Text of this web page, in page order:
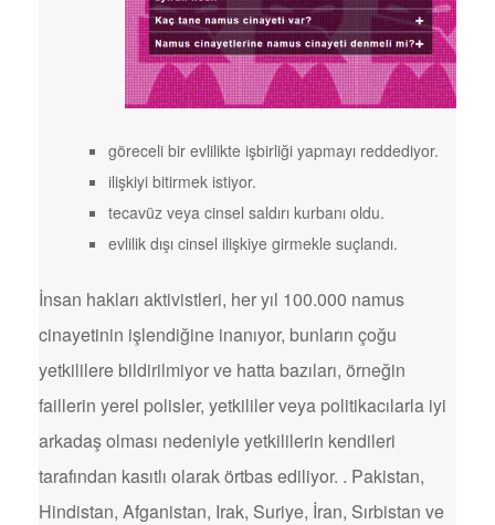
göreceli bir evlilikte işbirliği yapmayı reddediyor.
ilişkiyi bitirmek istiyor.
tecavüz veya cinsel saldırı kurbanı oldu.
evlilik dışı cinsel ilişkiye girmekle suçlandı.
İnsan hakları aktivistleri, her yıl 100.000 namus
cinayetinin işlendiğine inanıyor, bunların çoğu
yetkililere bildirilmiyor ve hatta bazıları, örneğin
faillerin yerel polisler, yetkililer veya politikacılarla iyi
arkadaş olması nedeniyle yetkililerin kendileri
tarafından kasıtlı olarak örtbas ediliyor. . Pakistan,
Hindistan, Afganistan, Irak, Suriye, İran, Sırbistan ve